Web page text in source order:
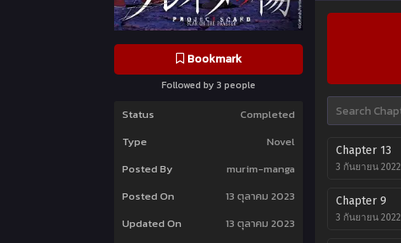
Bookmark
Followed by 3 people
Status
Completed
Type
Novel
Posted By
murim-manga
Posted On
13 ตุลาคม 2023
Updated On
13 ตุลาคม 2023
Chapter 13
3 กันยายน 2022
Chapter 9
3 กันยายน 2022